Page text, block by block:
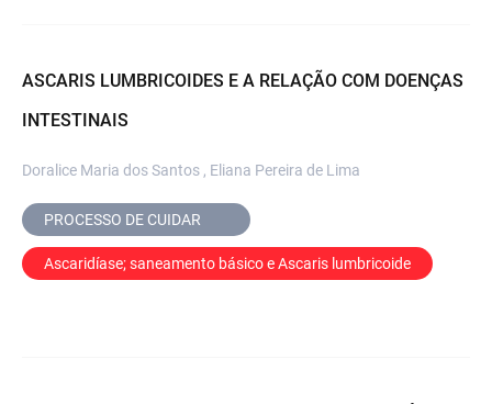
ASCARIS LUMBRICOIDES E A RELAÇÃO COM DOENÇAS
INTESTINAIS
Doralice Maria dos Santos , Eliana Pereira de Lima
Ascaridíase; saneamento básico e Ascaris lumbricoide